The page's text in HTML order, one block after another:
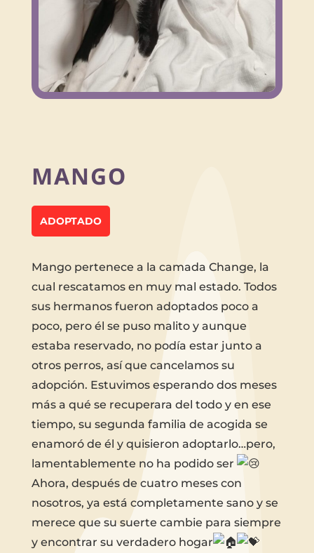
MANGO
ADOPTADO
Mango pertenece a la camada Change, la
cual rescatamos en muy mal estado. Todos
sus hermanos fueron adoptados poco a
poco, pero él se puso malito y aunque
estaba reservado, no podía estar junto a
otros perros, así que cancelamos su
adopción. Estuvimos esperando dos meses
más a qué se recuperara del todo y en ese
tiempo, su segunda familia de acogida se
enamoró de él y quisieron adoptarlo…pero,
lamentablemente no ha podido ser
Ahora, después de cuatro meses con
nosotros, ya está completamente sano y se
merece que su suerte cambie para siempre
y encontrar su verdadero hogar